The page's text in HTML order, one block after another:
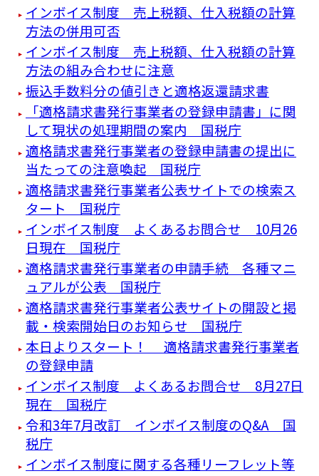
インボイス制度 売上税額、仕入税額の計算
方法の併用可否
インボイス制度 売上税額、仕入税額の計算
方法の組み合わせに注意
振込手数料分の値引きと適格返還請求書
「適格請求書発行事業者の登録申請書」に関
して現状の処理期間の案内 国税庁
適格請求書発行事業者の登録申請書の提出に
当たっての注意喚起 国税庁
適格請求書発行事業者公表サイトでの検索ス
タート 国税庁
インボイス制度 よくあるお問合せ 10月26
日現在 国税庁
適格請求書発行事業者の申請手続 各種マニ
ュアルが公表 国税庁
適格請求書発行事業者公表サイトの開設と掲
載・検索開始日のお知らせ 国税庁
本日よりスタート！ 適格請求書発行事業者
の登録申請
インボイス制度 よくあるお問合せ 8月27日
現在 国税庁
令和3年7月改訂 インボイス制度のQ&A 国
税庁
インボイス制度に関する各種リーフレット等